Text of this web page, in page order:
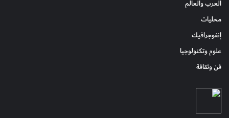
العرب والعالم
محليات
إنفوجرافيك
علوم وتكنولوجيا
فن وثقافة